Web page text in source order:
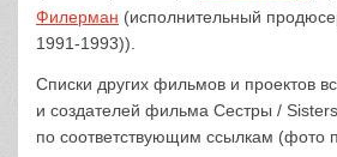
Филерман (исполнительный
1991-1993)).
Списки других фильмов и проектов
и создателей фильма Сестры /
по соответствующим ссылкам (фото